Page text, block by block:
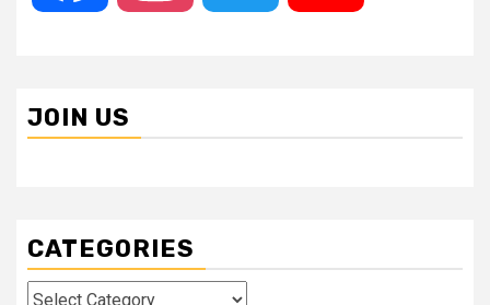
JOIN US
CATEGORIES
Categories